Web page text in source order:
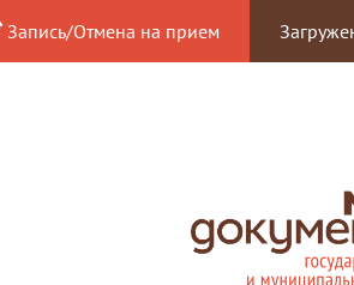
Запись/Отмена на прием